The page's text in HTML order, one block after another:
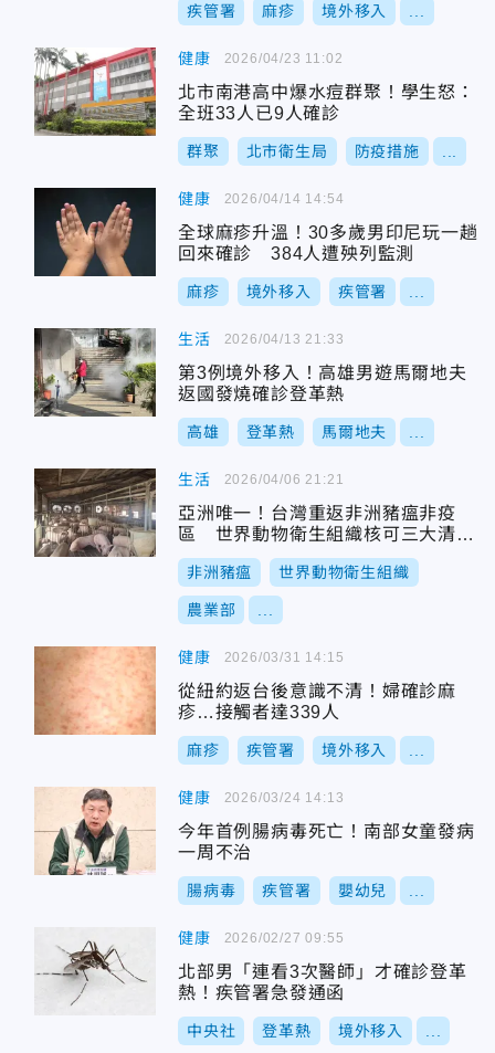
疾管署 麻疹 境外移入
健康
北市南港高中爆水痘群聚！學生怒：
全班33人已9人確診
群聚 北市衛生局 防疫措施
2026/04/23 11:02
健康
全球麻疹升溫！30多歲男印尼玩一趟
回來確診 384人遭殃列監測
麻疹 境外移入 疾管署
2026/04/14 14:54
生活
第3例境外移入！高雄男遊馬爾地夫
返國發燒確診登革熱
高雄 登革熱 馬爾地夫
2026/04/13 21:33
生活
亞洲唯一！台灣重返非洲豬瘟非疫
區 世界動物衛生組織核可三大清淨
國
非洲豬瘟 世界動物衛生組織
農業部
2026/04/06 21:21
健康
從紐約返台後意識不清！婦確診麻
疹…接觸者達339人
麻疹 疾管署 境外移入
2026/03/31 14:15
健康
今年首例腸病毒死亡！南部女童發病
一周不治
腸病毒 疾管署 嬰幼兒
2026/03/24 14:13
健康
北部男「連看3次醫師」才確診登革
熱！疾管署急發通函
中央社 登革熱 境外移入
2026/02/27 09:55